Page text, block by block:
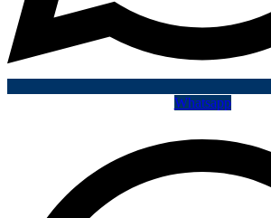
Whatsapp